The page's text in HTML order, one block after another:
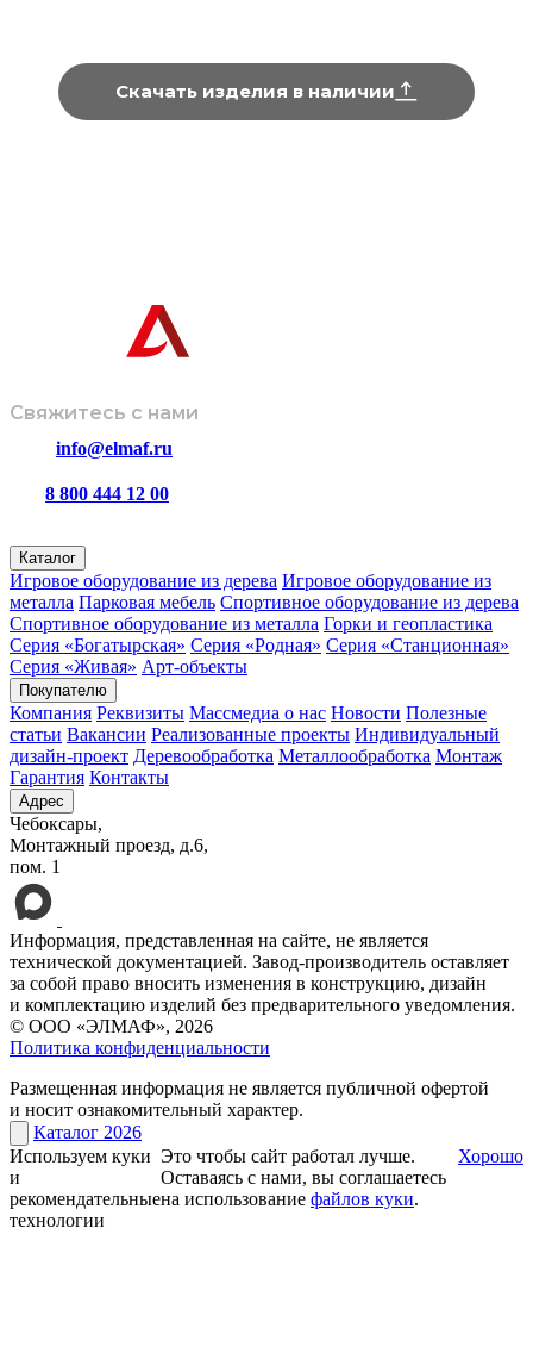
Скачать изделия в наличии
Свяжитесь с нами
info@elmaf.ru
8 800 444 12 00
Каталог
Игровое оборудование из дерева Игровое оборудование из
металла Парковая мебель Спортивное оборудование из дерева
Спортивное оборудование из металла Горки и геопластика
Серия «Богатырская» Серия «Родная» Серия «Станционная»
Серия «Живая» Арт-объекты
Покупателю
Компания Реквизиты Массмедиа о нас Новости Полезные
статьи Вакансии Реализованные проекты Индивидуальный
дизайн-проект Деревообработка Металлообработка Монтаж
Гарантия Контакты
Адрес
Чебоксары,
Монтажный проезд, д.6,
пом. 1
Информация, представленная на сайте, не является
технической документацией. Завод-производитель оставляет
за собой право вносить изменения в конструкцию, дизайн
и комплектацию изделий без предварительного уведомления.
© ООО «ЭЛМАФ», 2026
Политика конфиденциальности
Размещенная информация не является публичной офертой
и носит ознакомительный характер.
Каталог 2026
Используем куки
и
рекомендательные
технологии
Это чтобы сайт работал лучше.
Оставаясь с нами, вы соглашаетесь
на использование файлов куки.
Хорошо